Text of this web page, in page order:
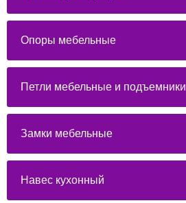
Опоры мебельные
Петли мебельные и подъемники
Замки мебельные
Навес кухонный